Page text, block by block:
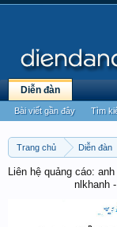
Trang chủ Diễn đàn
Liên hệ quảng cáo:
nlkhanh
Diễn đàn
Bài viết gần đây Tìm